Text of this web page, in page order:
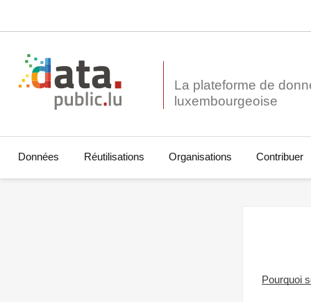
La plateforme de
Données Réutilisations Organisations Contribuer
Pourquoi